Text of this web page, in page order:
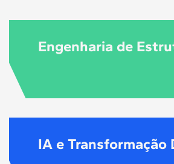
Engenharia de
IA e Transformação